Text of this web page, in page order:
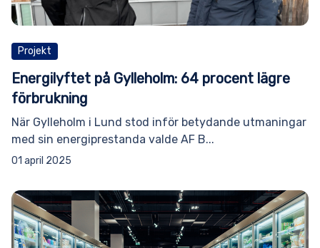
Projekt
Energilyftet på Gylleholm: 64 procent lägre
förbrukning
När Gylleholm i Lund stod inför betydande utmaningar
med sin energiprestanda valde AF B...
01 april 2025